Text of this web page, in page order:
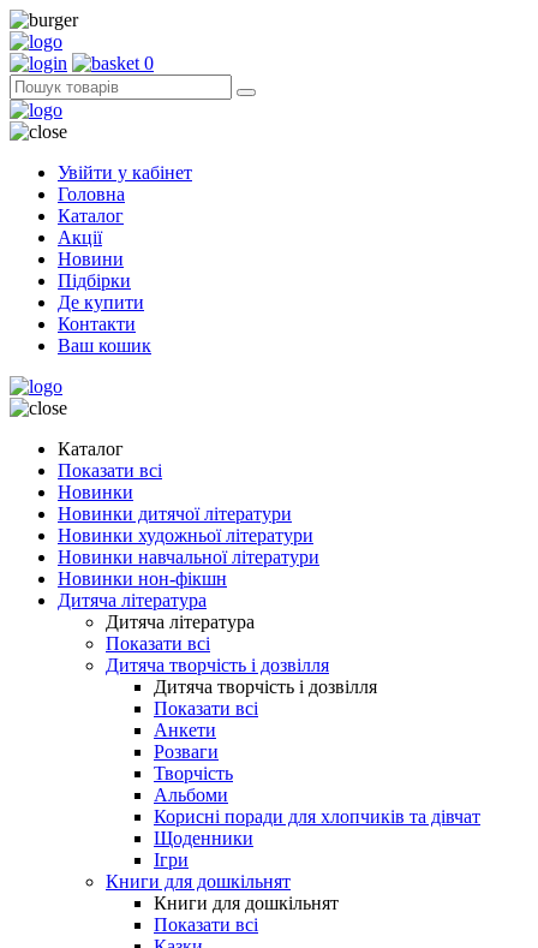
0
Увійти у кабінет
Головна
Каталог
Акції
Новини
Підбірки
Де купити
Контакти
Ваш кошик
Каталог
Показати всі
Новинки
Новинки дитячої літератури
Новинки художньої літератури
Новинки навчальної літератури
Новинки нон-фікшн
Дитяча література
Дитяча література
Показати всі
Дитяча творчість і дозвілля
Дитяча творчість і дозвілля
Показати всі
Анкети
Розваги
Творчість
Альбоми
Корисні поради для хлопчиків та дівчат
Щоденники
Ігри
Книги для дошкільнят
Книги для дошкільнят
Показати всі